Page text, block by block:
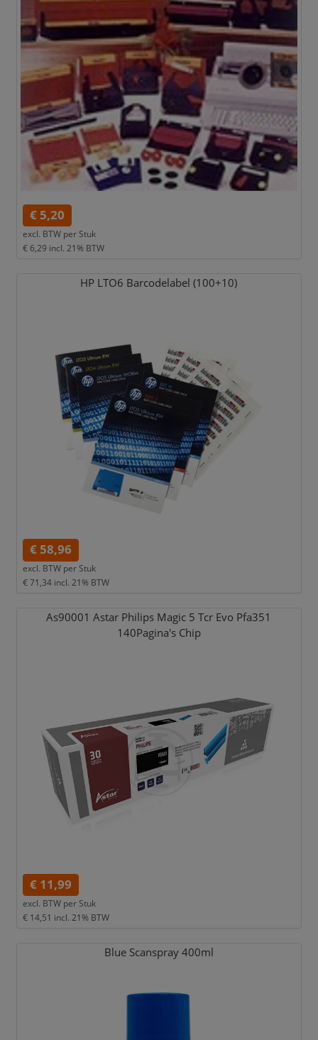
€ 5,20
excl. BTW per Stuk
€ 6,29 incl. 21% BTW
HP LTO6 Barcodelabel (100+10)
€ 58,96
excl. BTW per Stuk
€ 71,34 incl. 21% BTW
As90001 Astar Philips Magic 5 Tcr Evo Pfa351
140Pagina's Chip
€ 11,99
excl. BTW per Stuk
€ 14,51 incl. 21% BTW
Blue Scanspray 400ml